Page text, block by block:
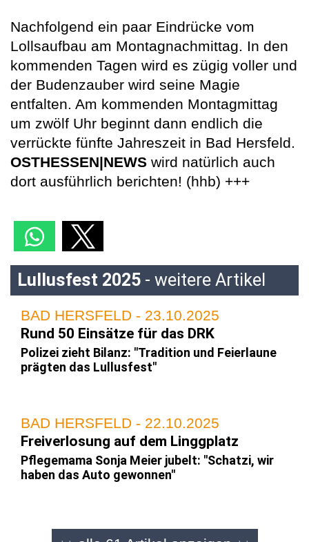
Nachfolgend ein paar Eindrücke vom
Lollsaufbau am Montagnachmittag. In den
kommenden Tagen wird es zügig voller und
der Budenzauber wird seine Magie
entfalten. Am kommenden Montagmittag
um zwölf Uhr beginnt dann endlich die
verrückte fünfte Jahreszeit in Bad Hersfeld.
OSTHESSEN|NEWS wird natürlich auch
dort ausführlich berichten! (hhb) +++
Lullusfest 2025 - weitere Artikel
BAD HERSFELD - 23.10.2025
Rund 50 Einsätze für das DRK
Polizei zieht Bilanz: "Tradition und Feierlaune
prägten das Lullusfest"
BAD HERSFELD - 22.10.2025
Freiverlosung auf dem Linggplatz
Pflegemama Sonja Meier jubelt: "Schatzi, wir
haben das Auto gewonnen"
BAD HERSFELD / FULDA - 22.10.2025